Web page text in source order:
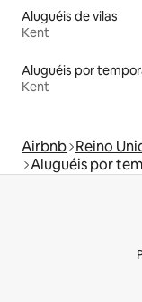
Aluguéis de vilas
Kent
Kent
Airbnb Reino
Aluguéis por